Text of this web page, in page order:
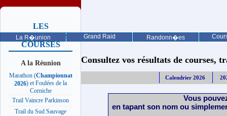
La R�union Grand Raid Randonn�es
LES
PROCHAINES
COURSES
A la Réunion
Marathon (Championnat
2026) et Foulées de la
Corniche
Trail Vaincre Parkinson
Trail du Sud Sauvage
Consultez vos résultats de courses,
Calendrier 2026
Vous
en tapant son nom ou